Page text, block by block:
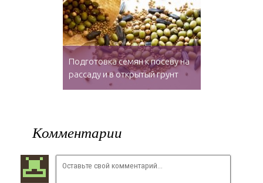
Подготовка семян к посеву на
рассаду и в открытый грунт
Комментарии